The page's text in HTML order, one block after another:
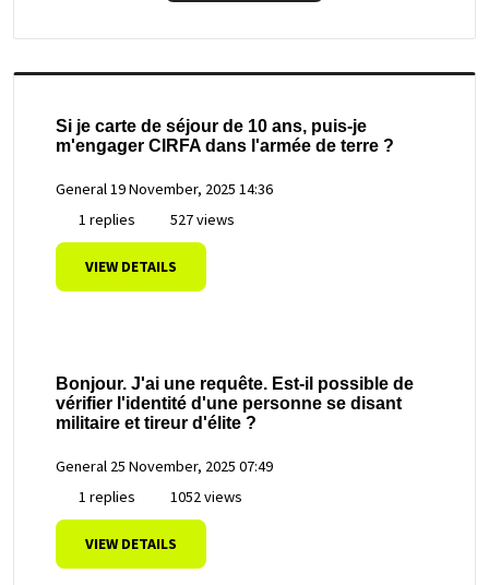
Si je carte de séjour de 10 ans, puis-je
m'engager CIRFA dans l'armée de terre ?
General19 November, 2025 14:36
1 replies
527 views
VIEW DETAILS
Bonjour. J'ai une requête. Est-il possible de
vérifier l'identité d'une personne se disant
militaire et tireur d'élite ?
General 25 November, 2025 07:49
1 replies
1052 views
VIEW DETAILS